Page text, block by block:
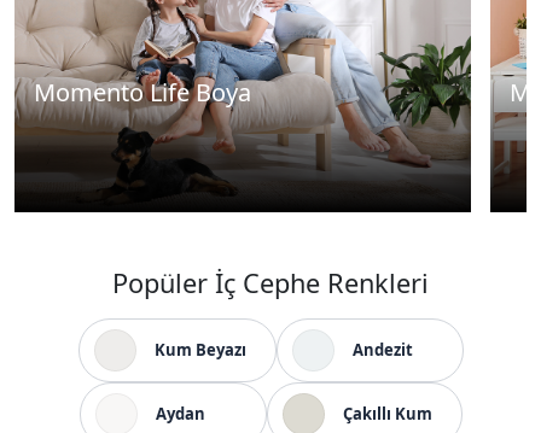
Momento Life Boya
Popüler İç Cephe Renkleri
Kum Beyazı Andezit
Aydan Çakıllı Kum